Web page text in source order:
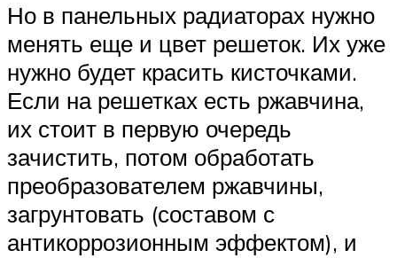
Но в панельных радиаторах нужно
менять еще и цвет решеток. Их уже
нужно будет красить кисточками.
Если на решетках есть ржавчина,
их стоит в первую очередь
зачистить, потом обработать
преобразователем ржавчины,
загрунтовать (составом с
антикоррозионным эффектом), и